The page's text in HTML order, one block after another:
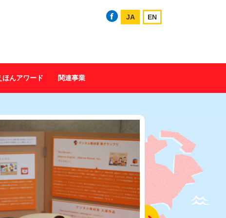
JA EN
ほんアワード 関連事業